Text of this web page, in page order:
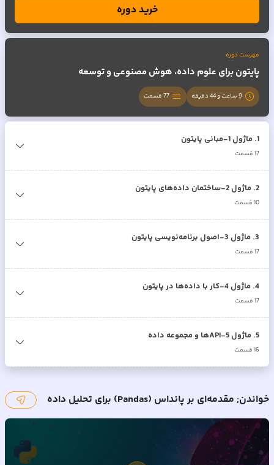
خرید دوره
فهرست دوره
پایتون برای علوم داده، هوش مصنوعی و توسعه
9 ساعت و 44 دقیقه 77قسمت
1
. ماژول 1-مبانی پایتون
17قسمت
2
. ماژول 2-ساختمان داده‌های پایتون
10قسمت
3
. ماژول 3-اصول برنامه‌نویسی پایتون
17قسمت
4
. ماژول 4-کار با داده‌ها در پایتون
17قسمت
5
. ماژول 5-APIها و مجموعه داده
16قسمت
خواندن; مقدمه‌ای بر پانداس (Pandas) برای تحلیل داده